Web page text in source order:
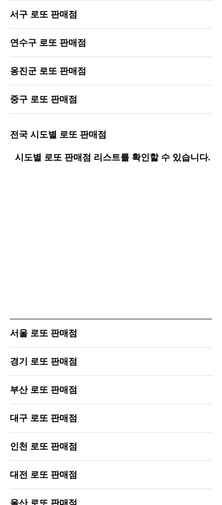
서구 로또 판매점
연수구 로또 판매점
옹진군 로또 판매점
중구 로또 판매점
전국 시도별 로또 판매점
시도별 로또 판매점 리스트를 확인할 수 있습니다.
서울 로또 판매점
경기 로또 판매점
부산 로또 판매점
대구 로또 판매점
인천 로또 판매점
대전 로또 판매점
울산 로또 판매점